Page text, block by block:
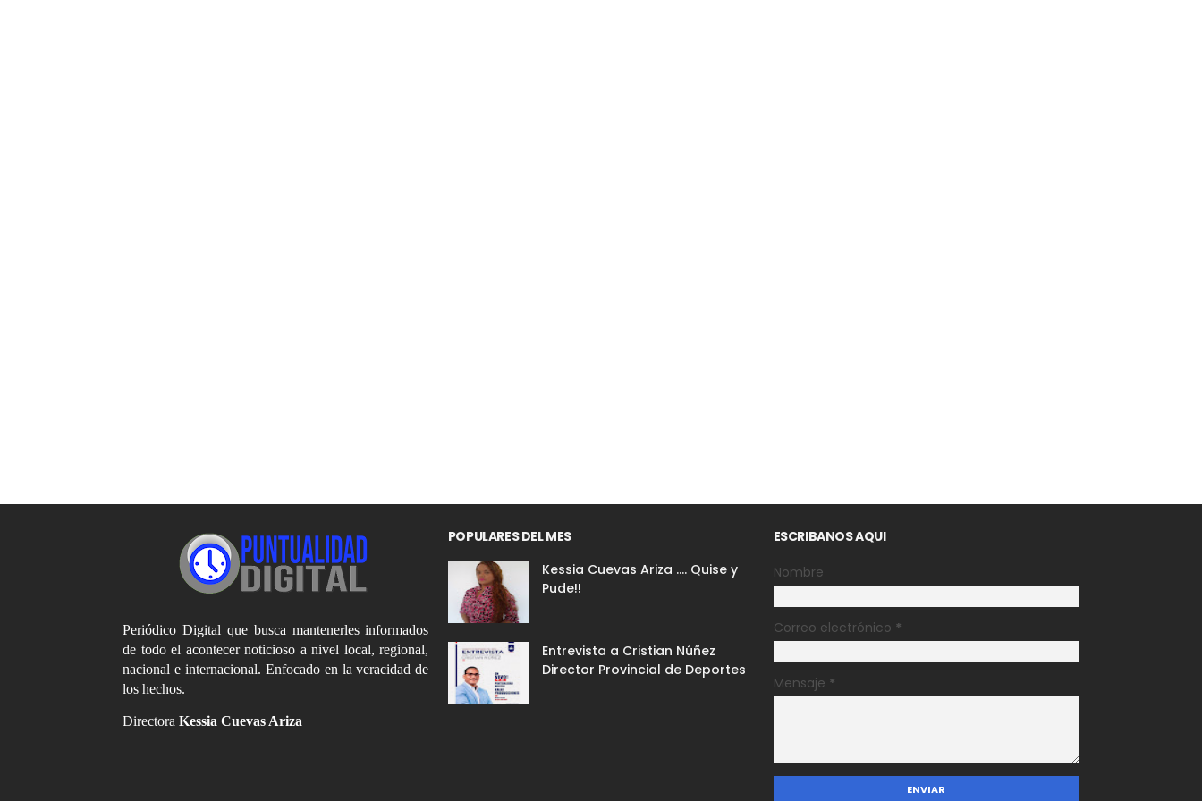
Periódico Digital que busca mantenerles informados
de todo el acontecer noticioso a nivel local, regional,
nacional e internacional. Enfocado en la veracidad de
los hechos.
Directora Kessia Cuevas Ariza
POPULARES DEL MES
Kessia Cuevas Ariza .... Quise y
Pude!!
Entrevista a Cristian Núñez
Director Provincial de Deportes
ESCRIBANOS AQUI
Nombre
Correo electrónico *
Mensaje *